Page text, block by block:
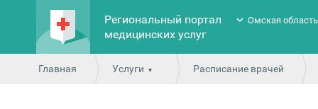
Региональный портал
медицинских услуг
Омская область
Главная Услуги Расписание врачей